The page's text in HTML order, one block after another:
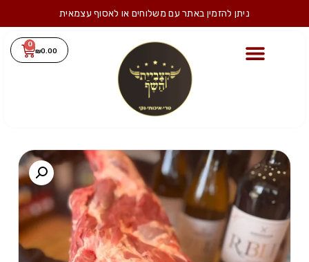
ניתן להזמין באתר עם משלוחים או לאסוף עצמאית
₪0.00
0